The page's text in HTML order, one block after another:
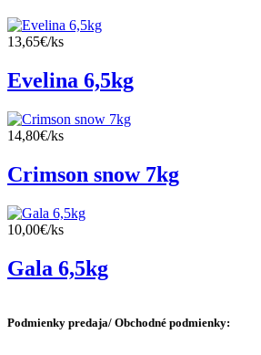
13,65€/ks
Evelina 6,5kg
14,80€/ks
Crimson snow 7kg
10,00€/ks
Gala 6,5kg
Podmienky predaja/ Obchodné podmienky: